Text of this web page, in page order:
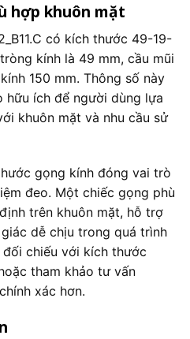
hợp khuôn mặt
có kích thước 49-19-
kính là 49 mm, cầu mũi
150 mm. Thông số này
hữu ích để người dùng lựa
khuôn mặt và nhu cầu sử
gọng kính đóng vai trò
đeo. Một chiếc gọng phù
trên khuôn mặt, hỗ trợ
dễ chịu trong quá trình
chiếu với kích thước
tham khảo tư vấn
xác hơn.